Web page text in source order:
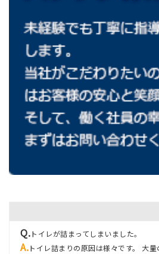
トイレが詰まってしまいました。
トイレ詰まりの原因は様々です。 大量